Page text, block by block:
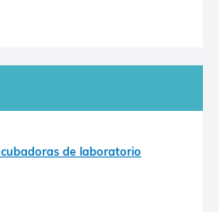
de laboratorio